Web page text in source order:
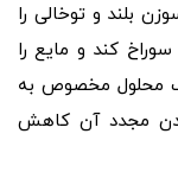
بلند و توخالی را
کند و مایع را
محلول مخصوص به
مجدد آن کاهش